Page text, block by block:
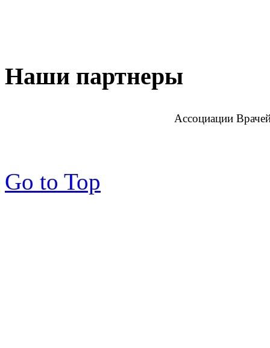
Наши партнеры
Ассоциации
Go to Top